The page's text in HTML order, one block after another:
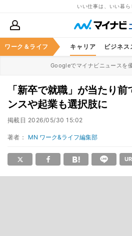
いい仕事は、いい暮ら
ワーク＆ライフ キャリア ビジネス
Googleでマイナビニュースを
「新卒で就職」が当たり
ンスや起業も選択肢に
掲載日 2026/05/30 15:02
著者： MN ワーク&ライフ編集部